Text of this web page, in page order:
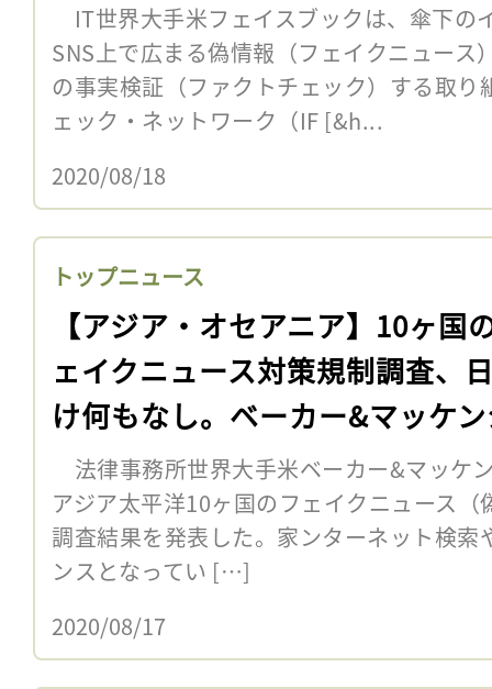
IT世界大手米フェイスブックは、傘下の
SNS上で広まる偽情報（フェイクニュース
の事実検証（ファクトチェック）する取
ェック・ネットワーク（IF [&h...
2020/08/18
トップニュース
【アジア・オセアニア】10ヶ国
ェイクニュース対策規制調査、
け何もなし。ベーカー&マッケ
法律事務所世界大手米ベーカー&マッケ
アジア太平洋10ヶ国のフェイクニュース
調査結果を発表した。家ンターネット検索
ンスとなってい […]
2020/08/17